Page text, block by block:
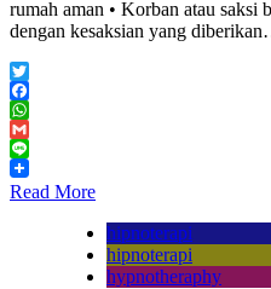
rumah aman • Korban atau saksi
dengan kesaksian yang
Twitter
Facebook
WhatsApp
Gmail
Line
Read More
hipnoterapi
hipnoterapi
hypnotheraphy